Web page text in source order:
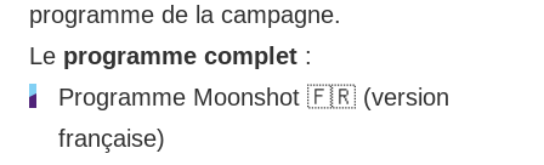
programme de la campagne.
Le programme complet :
Programme Moonshot 🇫🇷 (version
française)